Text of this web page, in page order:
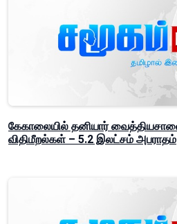
கேகாலையில் தனியார்
விதிமீறல்கள் – 5.2 இலட்சம் அபராதம்